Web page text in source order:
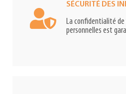
SÉCURITÉ DES
La confidentialité
personnelles est